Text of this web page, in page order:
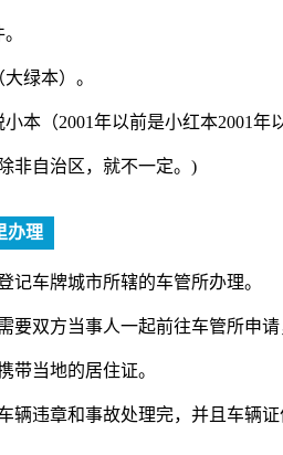
绿本）。
本（2001年以前是小红本2001年
非自治区，就不一定。)
办理
记车牌城市所辖的车管所办理。
要双方当事人一起前往车管所申
带当地的居住证。
辆违章和事故处理完，并且车辆